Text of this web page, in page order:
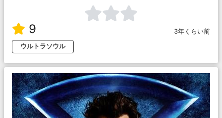
9
3年くらい前
ウルトラソウル